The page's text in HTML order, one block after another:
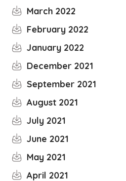
March 2022
February 2022
January 2022
December 2021
September 2021
August 2021
July 2021
June 2021
May 2021
April 2021